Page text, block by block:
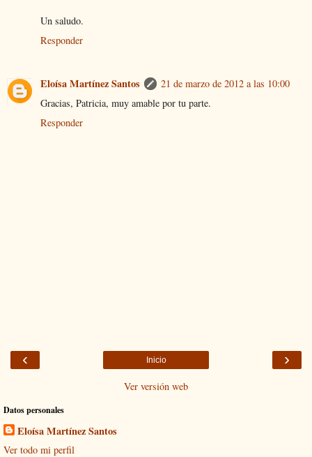
Un saludo.
Responder
Eloísa Martínez Santos
21 de marzo de 2012 a las 10:00
Gracias, Patricia, muy amable por tu parte.
Responder
‹ ›
Inicio
Ver versión web
Datos personales
Eloísa Martínez Santos
Ver todo mi perfil